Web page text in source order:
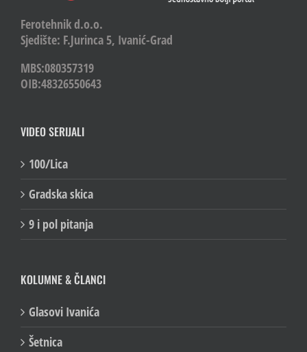
Ferotehnik d.o.o.
Sjedište: F.Jurinca 5, Ivanić-Grad
MBS:080357319
OIB:48326550643
VIDEO SERIJALI
100/Lica
Gradska skica
9 i pol pitanja
KOLUMNE & ČLANCI
Glasovi Ivanića
Šetnica